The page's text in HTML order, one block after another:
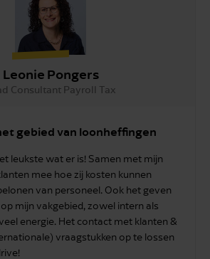
Leonie Pongers
Consultant Payroll Tax
gebied van loonheffingen
leukste wat er is! Samen met mijn
mee hoe zij kosten kunnen
van personeel. Ook het geven
mijn vakgebied, zowel intern als
energie. Het contact met klanten &
vraagstukken op te lossen